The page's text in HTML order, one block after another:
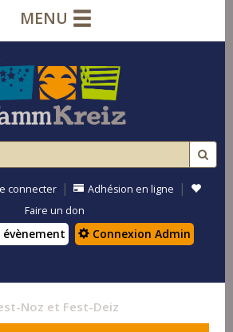
MENU
connecter | Adhésion en ligne |
Faire un don
évènement Connexion Admin
Noz et Fest-Deiz